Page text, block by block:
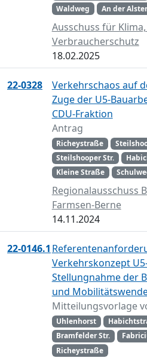
Waldweg
An der Alster
Ausschuss für
Verbraucherschutz
18.02.2025
22-0328
Verkehrschaos auf
Zuge der U5-
CDU-Fraktion
Antrag
Richeystraße
Steilshooper Str.
Kleine Straße
Regionalausschuss
Farmsen-Berne
14.11.2024
22-0146.1
Verkehrskonzept
Stellungnahme der
und
Mitteilungsvorlage
Uhlenhorst
Bramfelder Str.
Richeystraße